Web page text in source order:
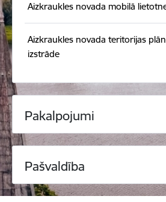
Aizkraukles novada mobilā
Aizkraukles novada teritorijas
izstrāde
Pakalpojumi
Pašvaldība